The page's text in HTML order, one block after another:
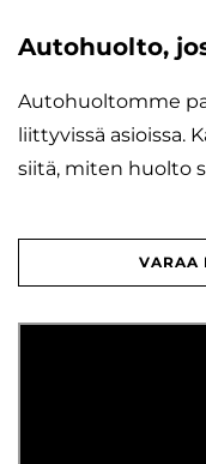
Autohuolto,
Autohuoltomme
liittyvissä asioissa.
siitä, miten huolto
VARAA